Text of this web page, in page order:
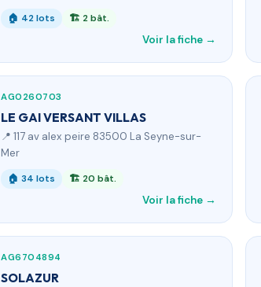
🏠 42 lots 🏗 2 bât.
Voir la fiche →
AG0260703
LE GAI VERSANT VILLAS
📍 117 av alex peire 83500 La Seyne-sur-
Mer
🏠 34 lots 🏗 20 bât.
Voir la fiche →
AG6704894
SOLAZUR